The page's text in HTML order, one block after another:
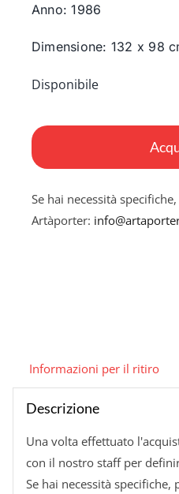
Anno: 1986
Dimensione: 132 x 98
Disponibile
quantità
Se hai necessità
Artàporter:
Informazioni per il ritiro
Descrizione
Una volta effettuato
con il nostro staff per
Se hai necessità